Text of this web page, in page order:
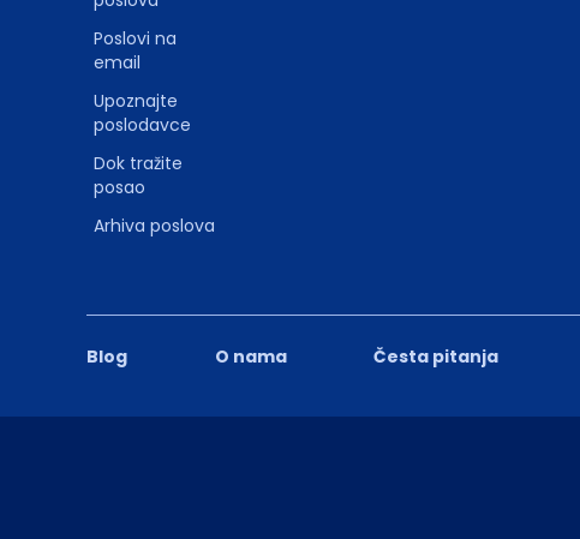
Blog O nama Česta pitanja
Poslovi na
email
Upoznajte
poslodavce
Dok tražite
posao
Arhiva poslova